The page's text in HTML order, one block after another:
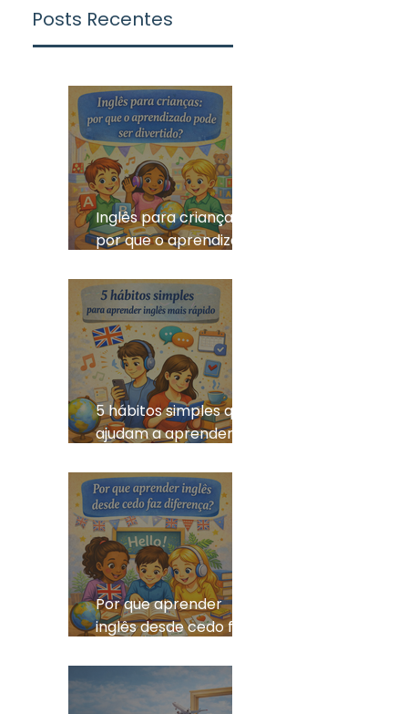
Posts Recentes
Inglês para crianças:
por que o aprendizado
5 hábitos simples que
ajudam a aprender
Por que aprender
inglês desde cedo faz